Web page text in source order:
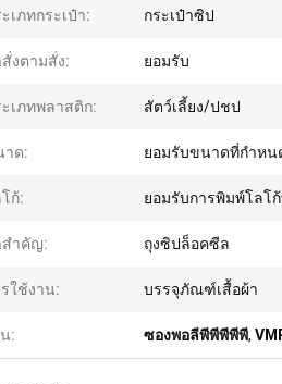
เภทกระเป๋า: กระเป๋าซิป
งตามสั่ง: ยอมรับ
เภทพลาสติก: สัตว์เลี้ยง/ปชป
าด: ยอมรับขนาดที่กำหน
ก้: ยอมรับการพิมพ์โลโ
สําคัญ: ถุงซิปล็อคซีล
ใช้งาน: บรรจุภัณฑ์เสื้อผ้า
: ซองพอลีพีพีพีพีพี,